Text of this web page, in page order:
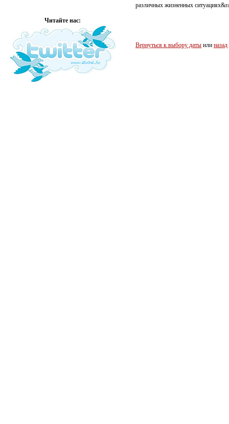
Читайте нас:
различных жизненных
Вернуться к выбору даты или назад